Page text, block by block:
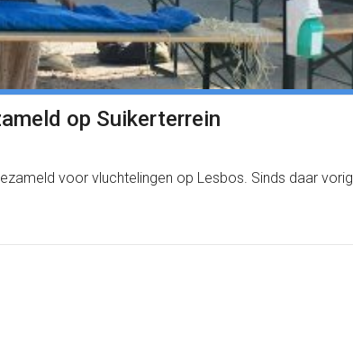
op Suikerterrein
voor vluchtelingen op Lesbos. Sinds daar